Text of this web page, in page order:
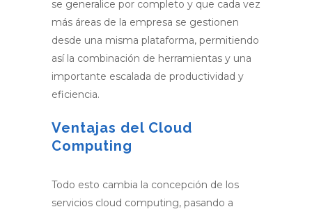
se generalice por completo y que cada vez
más áreas de la empresa se gestionen
desde una misma plataforma, permitiendo
así la combinación de herramientas y una
importante escalada de productividad y
eficiencia.
Ventajas del Cloud
Computing
Todo esto cambia la concepción de los
servicios cloud computing, pasando a